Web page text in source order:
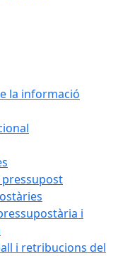
la informació
i
i retribucions del